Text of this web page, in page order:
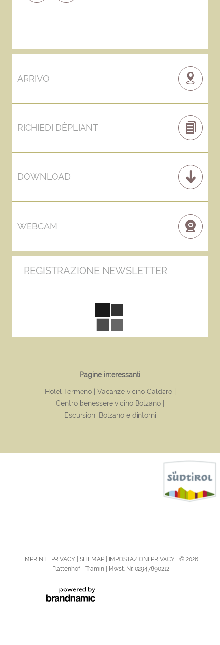
ARRIVO
RICHIEDI DÈPLIANT
DOWNLOAD
WEBCAM
REGISTRAZIONE NEWSLETTER
Pagine interessanti
Hotel Termeno
Vacanze vicino Caldaro
Centro benessere vicino Bolzano
Escursioni Bolzano e dintorni
IMPRINT PRIVACY SITEMAP IMPOSTAZIONI PRIVACY
© 2026
Plattenhof - Tramin | Mwst. Nr. 02947890212